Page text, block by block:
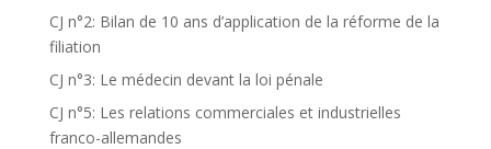
CJ n°2: Bilan de 10 ans d’application de la réforme de la
filiation
CJ n°3: Le médecin devant la loi pénale
CJ n°5: Les relations commerciales et industrielles
franco-allemandes